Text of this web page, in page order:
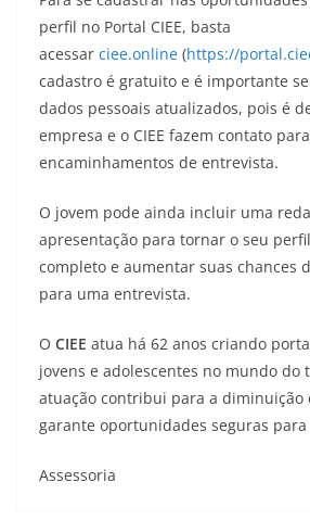
perfil no Portal CIEE, basta
acessar ciee.online (https://
cadastro é gratuito e é importante
dados pessoais atualizados, pois é
empresa e o CIEE fazem contato para
encaminhamentos de entrevista.
O jovem pode ainda incluir uma
apresentação para tornar o seu
completo e aumentar suas chances
para uma entrevista.
O CIEE atua há 62 anos criando
jovens e adolescentes no mundo do
atuação contribui para a diminuição
garante oportunidades seguras para
Assessoria